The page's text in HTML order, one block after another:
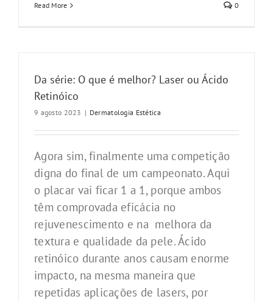
Read More 0
Da série: O que é melhor? Laser ou Ácido
Retinóico
9 agosto 2023 | Dermatologia Estética
Agora sim, finalmente uma competição
digna do final de um campeonato. Aqui
o placar vai ficar 1 a 1, porque ambos
têm comprovada eficácia no
rejuvenescimento e na melhora da
textura e qualidade da pele. Ácido
retinóico durante anos causam enorme
impacto, na mesma maneira que
repetidas aplicações de lasers, por